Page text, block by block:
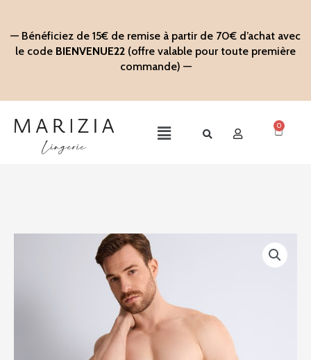
contenu
— Bénéficiez de 15€ de remise à partir de 70€ d’achat avec
le code BIENVENUE22 (offre valable pour toute première
commande) —
Main
0
Panier